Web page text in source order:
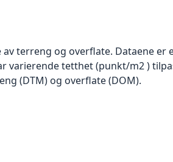
terreng og overflate. Dataene
varierende tetthet (punkt/m2 )
(DTM) og overflate (DOM).